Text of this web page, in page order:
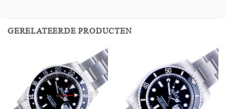
GERELATEERDE PRODUCTEN
Add to
wishlist
Add to
wishlist